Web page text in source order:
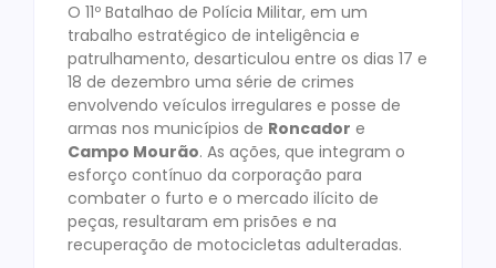
O 11º Batalhao de Polícia Militar, em um
trabalho estratégico de inteligência e
patrulhamento, desarticulou entre os dias 17 e
18 de dezembro uma série de crimes
envolvendo veículos irregulares e posse de
armas nos municípios de Roncador e
Campo Mourão. As ações, que integram o
esforço contínuo da corporação para
combater o furto e o mercado ilícito de
peças, resultaram em prisões e na
recuperação de motocicletas adulteradas.